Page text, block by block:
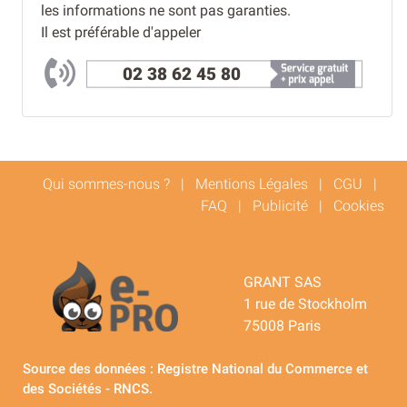
les informations ne sont pas garanties.
Il est préférable d'appeler
02 38 62 45 80
Qui sommes-nous ? | Mentions Légales | CGU |
FAQ | Publicité | Cookies
GRANT SAS
1 rue de Stockholm
75008 Paris
Source des données : Registre National du Commerce et
des Sociétés - RNCS.